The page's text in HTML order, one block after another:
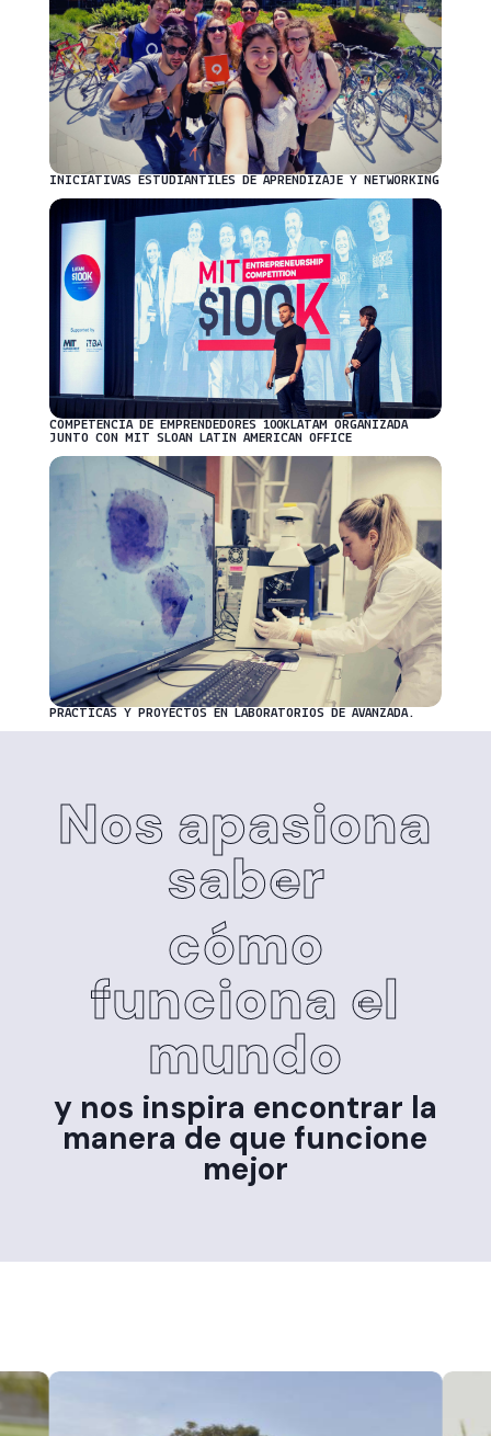
INICIATIVAS ESTUDIANTILES DE APRENDIZAJE Y NETWORKING
COMPETENCIA DE EMPRENDEDORES 100KLATAM ORGANIZADA
JUNTO CON MIT SLOAN LATIN AMERICAN OFFICE
PRÁCTICAS Y PROYECTOS EN LABORATORIOS DE AVANZADA.
Nos apasiona
saber
cómo
funciona el
mundo
y nos inspira encontrar la
manera de que funcione
mejor